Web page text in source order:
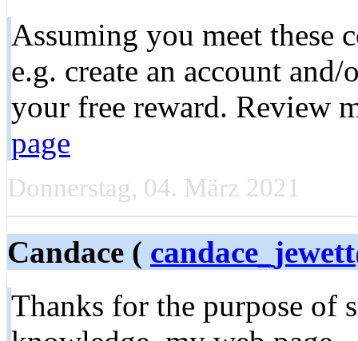
Assuming you meet these
e.g. create an account
your free reward. Review
page
Donnerstag, 04. März 2021
Candace (
Thanks for the purpose of